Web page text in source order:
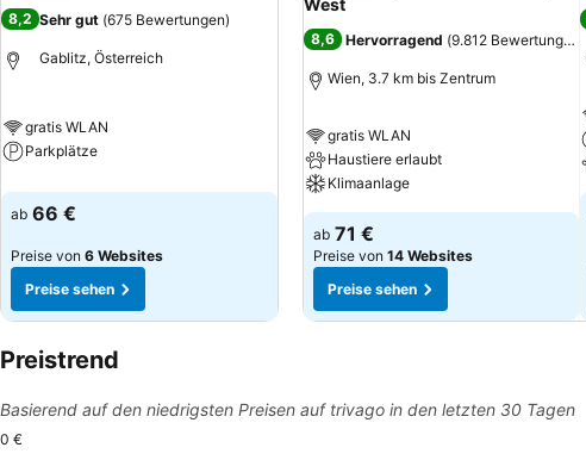
8,2 Sehr gut (675 Bewertungen)
Gablitz, Österreich
gratis WLAN
Parkplätze
ab 66 €
Preise von 6 Websites
Preise sehen
West
8,6 Hervorragend (9.812 Bewertungen
Wien, 3.7 km bis Zentrum
gratis WLAN
Haustiere erlaubt
Klimaanlage
ab 71 €
Preise von 14 Websites
Preise sehen
Preistrend
Basierend auf den niedrigsten Preisen auf trivago in den letzten 30 Tagen
0 €